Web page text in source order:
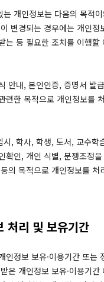
개인정보는 다음의 목적
변경되는 경우에는 개인정
는 등 필요한 조치를 이행할
안내, 본인인증, 증명서 발
련한 목적으로 개인정보를
시, 학사, 학생, 도서, 교수학
확인, 개인 식별, 분쟁조정
의 목적으로 개인정보를 처
처리 및 보유기간
인정보 보유·이용기간 또는
은 개인정보 보유·이용기간